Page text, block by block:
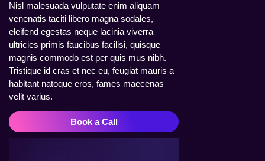
Nisl malesuada vulputate enim aliquam
venenatis taciti libero magna sodales,
eleifend egestas neque lacinia viverra
ultricies primis faucibus facilisi, quisque
magnis commodo est per quis mus nibh.
Tristique id cras et nec eu, feugiat mauris a
habitant natoque eros, fames maecenas
velit varius.
Book a Call